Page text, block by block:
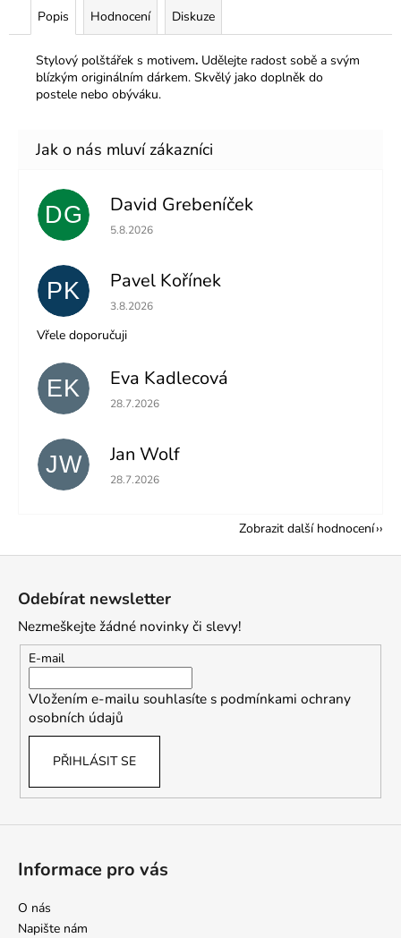
Popis Hodnocení Diskuze
Stylový polštářek s motivem. Udělejte radost sobě a svým
blízkým originálním dárkem. Skvělý jako doplněk do
postele nebo obýváku.
DG David Grebeníček
Hodnocení obchodu je 5 z 5 hvězdiček.
5.8.2026
PK Pavel Kořínek
Hodnocení obchodu je 5 z 5 hvězdiček.
3.8.2026
Vřele doporučuji
EK Eva Kadlecová
Hodnocení obchodu je 5 z 5 hvězdiček.
28.7.2026
JW Jan Wolf
Hodnocení obchodu je 5 z 5 hvězdiček.
28.7.2026
Zobrazit další hodnocení
Odebírat newsletter
Nezmeškejte žádné novinky či slevy!
E-mail
Vložením e-mailu souhlasíte s podmínkami ochrany
osobních údajů
PŘIHLÁSIT SE
Informace pro vás
O nás
Napište nám